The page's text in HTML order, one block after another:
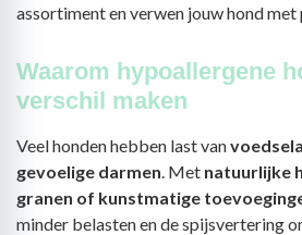
assortiment en verwen jouw hond
Waarom hypoallergene
verschil maken
Veel honden hebben last van
gevoelige darmen . Met natuurlijke
granen of kunstmatige
minder belasten en de spijsvertering